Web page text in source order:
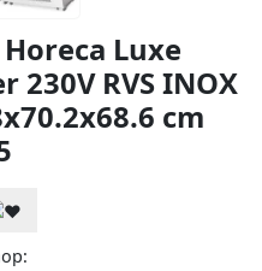
Luxe
RVS INOX
cm